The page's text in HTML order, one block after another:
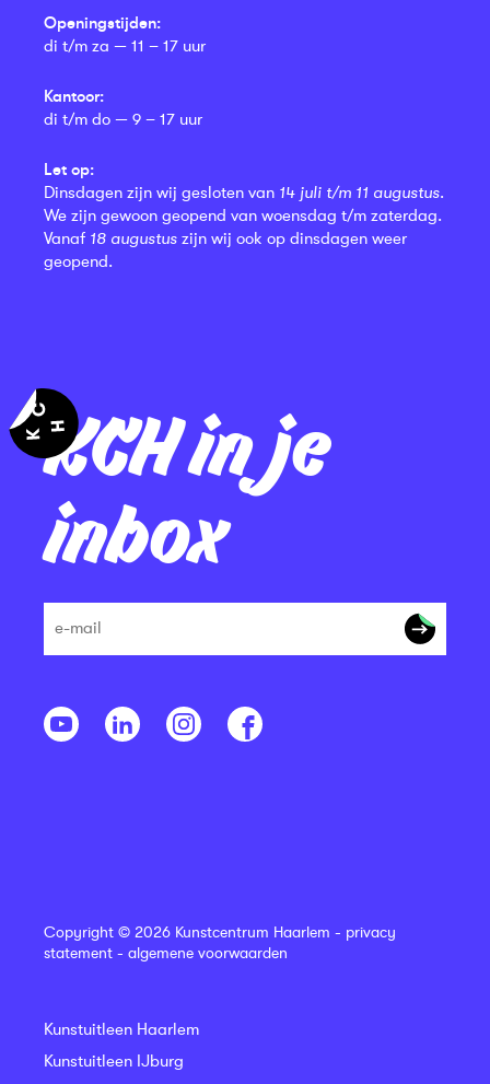
KCH in je
inbox
Openingstijden:
di t/m za — 11 – 17 uur
Kantoor:
di t/m do — 9 – 17 uur
Let op:
Dinsdagen zijn wij gesloten van 14 juli t/m 11 augustus.
We zijn gewoon geopend van woensdag t/m zaterdag.
Vanaf 18 augustus zijn wij ook op dinsdagen weer
geopend.
Copyright © 2026 Kunstcentrum Haarlem - privacy
statement - algemene voorwaarden
Kunstuitleen Haarlem
Kunstuitleen IJburg